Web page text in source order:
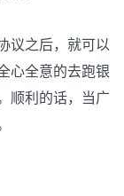
之后，就可以
心全意的去跑银
顺利的话，当广